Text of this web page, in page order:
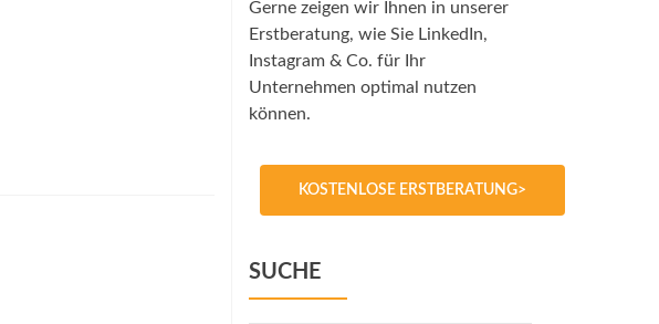
Gerne zeigen wir Ihnen in unserer
Erstberatung, wie Sie LinkedIn,
Instagram & Co. für Ihr
Unternehmen optimal nutzen
können.
KOSTENLOSE ERSTBERATUNG>
SUCHE